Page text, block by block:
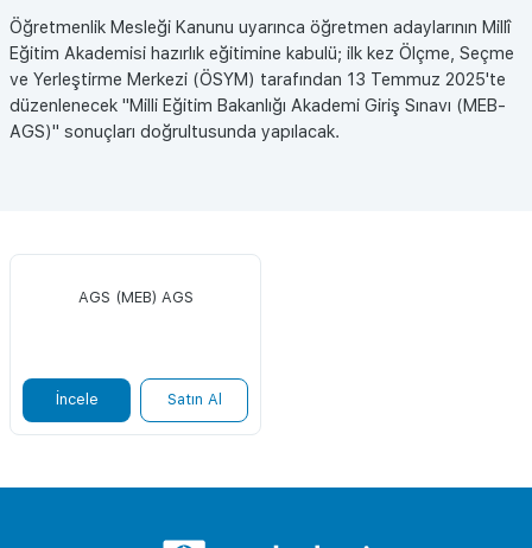
Öğretmenlik Mesleği Kanunu uyarınca öğretmen adaylarının Millî
Eğitim Akademisi hazırlık eğitimine kabulü; ilk kez Ölçme, Seçme
ve Yerleştirme Merkezi (ÖSYM) tarafından 13 Temmuz 2025'te
düzenlenecek "Milli Eğitim Bakanlığı Akademi Giriş Sınavı (MEB-
AGS)" sonuçları doğrultusunda yapılacak.
AGS (MEB) AGS
İncele Satın Al